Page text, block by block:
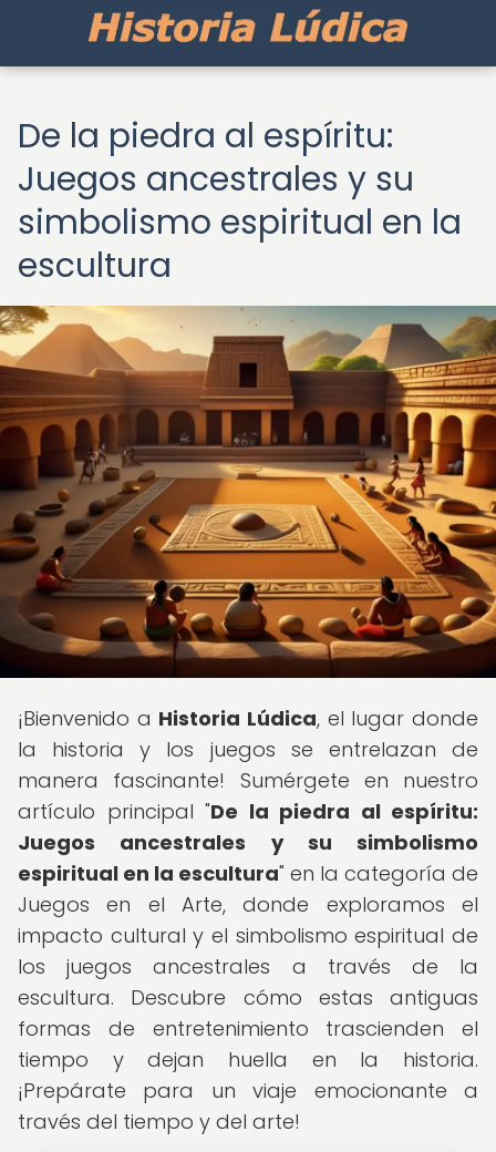
De la piedra al espíritu:
Juegos ancestrales y su
simbolismo espiritual en la
escultura
¡Bienvenido a Historia Lúdica, el lugar donde
la historia y los juegos se entrelazan de
manera fascinante! Sumérgete en nuestro
artículo principal "De la piedra al espíritu:
Juegos ancestrales y su simbolismo
espiritual en la escultura" en la categoría de
Juegos en el Arte, donde exploramos el
impacto cultural y el simbolismo espiritual de
los juegos ancestrales a través de la
escultura. Descubre cómo estas antiguas
formas de entretenimiento trascienden el
tiempo y dejan huella en la historia.
¡Prepárate para un viaje emocionante a
través del tiempo y del arte!